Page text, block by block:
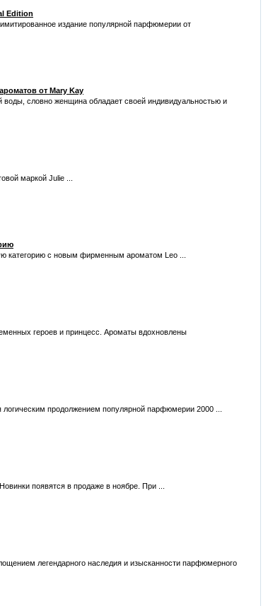
Edition
издание популярной парфюмерии от
от Mary Kay
словно женщина обладает своей индивидуальностью и
маркой Julie ...
категорию с новым фирменным ароматом Leo ...
героев и принцесс. Ароматы вдохновлены
продолжением популярной парфюмерии 2000 ...
появятся в продаже в ноябре. При ...
легендарного наследия и изысканности парфюмерного